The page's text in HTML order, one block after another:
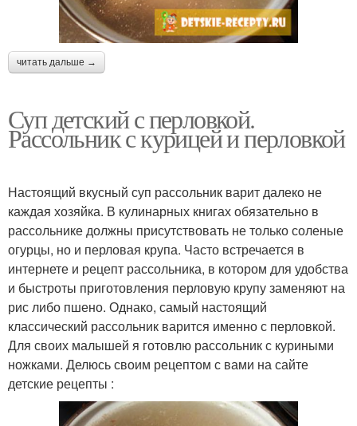
читать дальше →
Суп детский с перловкой.
Рассольник с курицей и перловкой
Настоящий вкусный суп рассольник варит далеко не
каждая хозяйка. В кулинарных книгах обязательно в
рассольнике должны присутствовать не только соленые
огурцы, но и перловая крупа. Часто встречается в
интернете и рецепт рассольника, в котором для удобства
и быстроты приготовления перловую крупу заменяют на
рис либо пшено. Однако, самый настоящий
классический рассольник варится именно с перловкой.
Для своих малышей я готовлю рассольник с куриными
ножками. Делюсь своим рецептом с вами на сайте
детские рецепты :